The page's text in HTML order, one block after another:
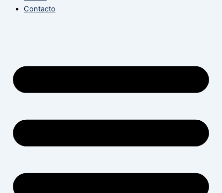
Contacto